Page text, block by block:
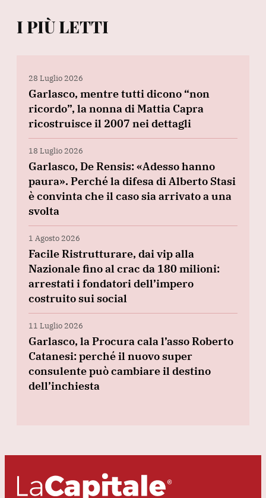
I PIÙ LETTI
28 Luglio 2026
Garlasco, mentre tutti dicono “non
ricordo”, la nonna di Mattia Capra
ricostruisce il 2007 nei dettagli
18 Luglio 2026
Garlasco, De Rensis: «Adesso hanno
paura». Perché la difesa di Alberto Stasi
è convinta che il caso sia arrivato a una
svolta
1 Agosto 2026
Facile Ristrutturare, dai vip alla
Nazionale fino al crac da 180 milioni:
arrestati i fondatori dell’impero
costruito sui social
11 Luglio 2026
Garlasco, la Procura cala l’asso Roberto
Catanesi: perché il nuovo super
consulente può cambiare il destino
dell’inchiesta